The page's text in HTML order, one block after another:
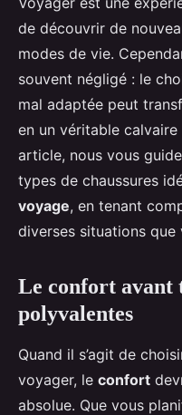
de découvrir de
modes de vie.
souvent négligé : le
mal adaptée peut
en un véritable
article, nous vous
types de chaussures
voyage, en tenant
diverses situations
Le confort avant
polyvalentes
Quand il s’agit de
voyager, le confort
absolue. Que vous